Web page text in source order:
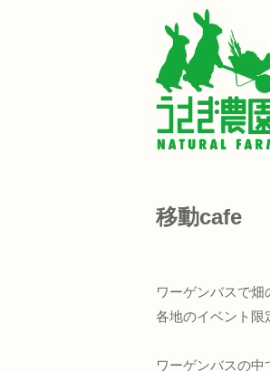
移動cafe
ワーゲンバスで畑
各地のイベント限
ワーゲンバスの中